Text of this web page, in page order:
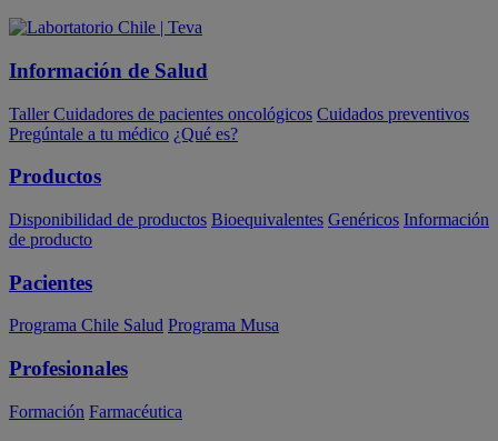
Información de Salud
Taller Cuidadores de pacientes oncológicos Cuidados preventivos
Pregúntale a tu médico ¿Qué es?
Productos
Disponibilidad de productos Bioequivalentes Genéricos Información
de producto
Pacientes
Programa Chile Salud Programa Musa
Profesionales
Formación Farmacéutica